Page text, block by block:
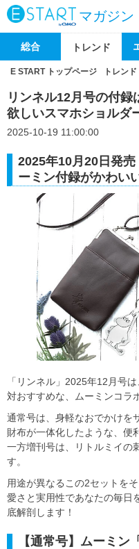
マガジン
総合 トレンド
E START トップページ トレンド
リンネル12月号の付録
欲しいスマホショルダ
2025-10-19 11:00:00
2025年10月20日発
ーミン付録がかわい
「リンネル」2025年12月号
対おすすめな、ムーミンコラ
通常号は、身軽なおでかけを
財布が一体化したような、便
一方増刊号は、リトルミイの
す。
用途が異なるこの2セットを
愛さと実用性であなたの毎
底解剖します！
【通常号】ムーミン